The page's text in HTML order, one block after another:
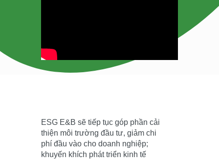
ESG E&B sẽ tiếp tục góp phần cải
thiện môi trường đầu tư, giảm chi
phí đầu vào cho doanh nghiệp;
khuyến khích phát triển kinh tế